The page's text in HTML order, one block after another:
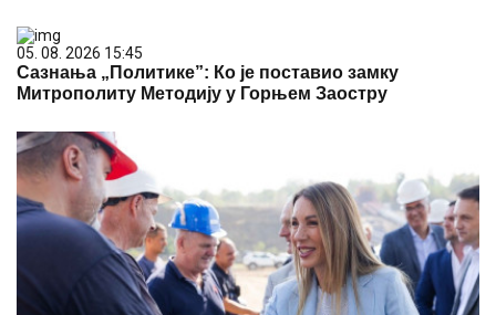
05. 08. 2026 15:45
Сазнања „Политике”: Ко је поставио замку
Митрополиту Методију у Горњем Заостру